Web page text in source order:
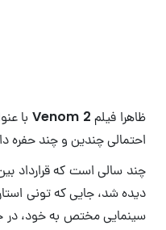
ظاهرا فیلم Venom 2 با
احتمالی چندین و چند حفره
چند سالی است که قرارداد
دیده شد، جایی که تونی